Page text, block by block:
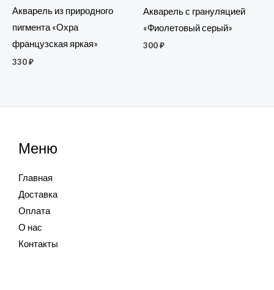
Акварель из природного
пигмента «Охра
французская яркая»
330₽
Акварель с грануляцией
«Фиолетовый серый»
300₽
Меню
Главная
Доставка
Оплата
О нас
Контакты